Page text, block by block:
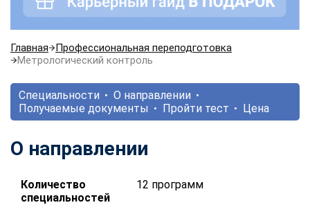
Главная
Профессиональная переподготовка
Метрологический контроль
Специальности
О направлении
Получаемые документы
Пройти тест Цена
О направлении
Количество
специальностей
12 программ